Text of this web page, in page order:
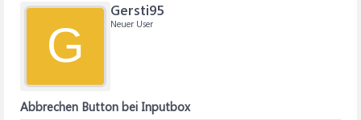
G
Gersti95
Neuer User
Abbrechen Button bei Inputbox